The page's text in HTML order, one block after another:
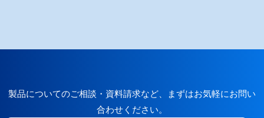
製品についてのご相談・資料請求など、まずはお気軽にお問い
合わせください。